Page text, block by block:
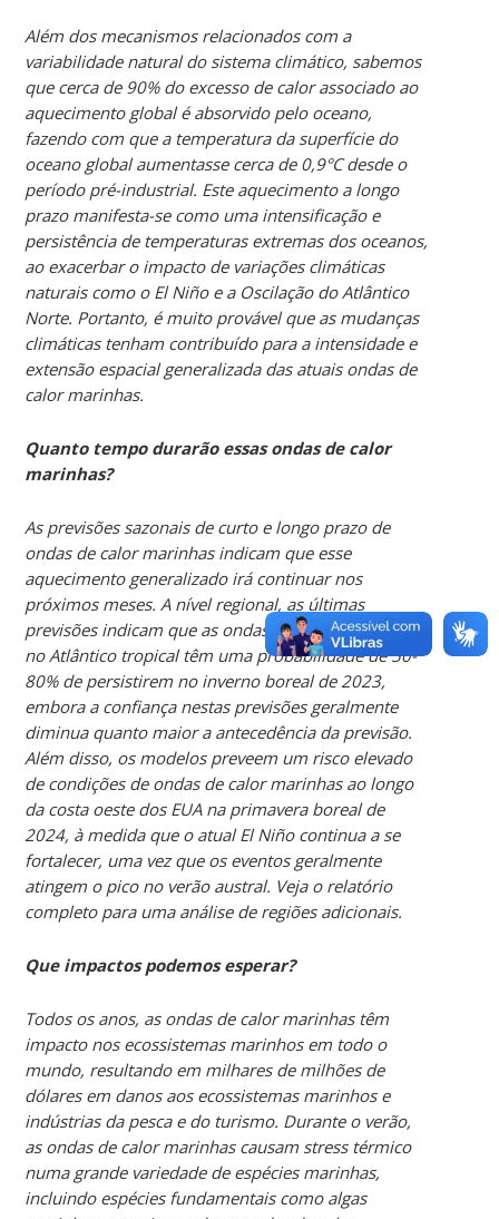
Além dos mecanismos relacionados com a
variabilidade natural do sistema climático, sabemos
que cerca de 90% do excesso de calor associado ao
aquecimento global é absorvido pelo oceano,
fazendo com que a temperatura da superfície do
oceano global aumentasse cerca de 0,9°C desde o
período pré-industrial. Este aquecimento a longo
prazo manifesta-se como uma intensificação e
persistência de temperaturas extremas dos oceanos,
ao exacerbar o impacto de variações climáticas
naturais como o El Niño e a Oscilação do Atlântico
Norte. Portanto, é muito provável que as mudanças
climáticas tenham contribuído para a intensidade e
extensão espacial generalizada das atuais ondas de
calor marinhas.
Quanto tempo durarão essas ondas de calor
marinhas?
As previsões sazonais de curto e longo prazo de
ondas de calor marinhas indicam que esse
aquecimento generalizado irá continuar nos
próximos meses. A nível regional, as últimas
previsões indicam que as ondas de calor marinhas
no Atlântico tropical têm uma probabilidade de 50-
80% de persistirem no inverno boreal de 2023,
embora a confiança nestas previsões geralmente
diminua quanto maior a antecedência da previsão.
Além disso, os modelos preveem um risco elevado
de condições de ondas de calor marinhas ao longo
da costa oeste dos EUA na primavera boreal de
2024, à medida que o atual El Niño continua a se
fortalecer, uma vez que os eventos geralmente
atingem o pico no verão austral. Veja o relatório
completo para uma análise de regiões adicionais.
Que impactos podemos esperar?
Todos os anos, as ondas de calor marinhas têm
impacto nos ecossistemas marinhos em todo o
mundo, resultando em milhares de milhões de
dólares em danos aos ecossistemas marinhos e
indústrias da pesca e do turismo. Durante o verão,
as ondas de calor marinhas causam stress térmico
numa grande variedade de espécies marinhas,
incluindo espécies fundamentais como algas